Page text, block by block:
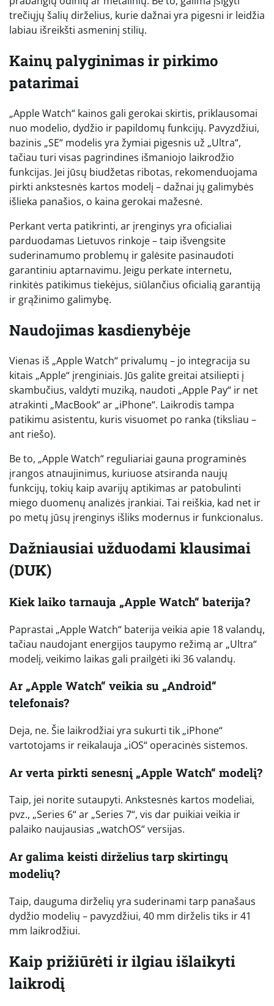
trečiųjų šalių dirželius, kurie dažnai yra pigesni ir leidžia
labiau išreikšti asmeninį stilių.
Kainų palyginimas ir pirkimo
patarimai
„Apple Watch“ kainos gali gerokai skirtis, priklausomai
nuo modelio, dydžio ir papildomų funkcijų. Pavyzdžiui,
bazinis „SE“ modelis yra žymiai pigesnis už „Ultra“,
tačiau turi visas pagrindines išmaniojo laikrodžio
funkcijas. Jei jūsų biudžetas ribotas, rekomenduojama
pirkti ankstesnės kartos modelį – dažnai jų galimybės
išlieka panašios, o kaina gerokai mažesnė.
Perkant verta patikrinti, ar įrenginys yra oficialiai
parduodamas Lietuvos rinkoje – taip išvengsite
suderinamumo problemų ir galėsite pasinaudoti
garantiniu aptarnavimu. Jeigu perkate internetu,
rinkitės patikimus tiekėjus, siūlančius oficialią garantiją
ir grąžinimo galimybę.
Naudojimas kasdienybėje
Vienas iš „Apple Watch“ privalumų – jo integracija su
kitais „Apple“ įrenginiais. Jūs galite greitai atsiliepti į
skambučius, valdyti muziką, naudoti „Apple Pay“ ir net
atrakinti „MacBook“ ar „iPhone“. Laikrodis tampa
patikimu asistentu, kuris visuomet po ranka (tiksliau –
ant riešo).
Be to, „Apple Watch“ reguliariai gauna programinės
įrangos atnaujinimus, kuriuose atsiranda naujų
funkcijų, tokių kaip avarijų aptikimas ar patobulinti
miego duomenų analizės įrankiai. Tai reiškia, kad net ir
po metų jūsų įrenginys išliks modernus ir funkcionalus.
Dažniausiai užduodami klausimai
(DUK)
Kiek laiko tarnauja „Apple Watch“ baterija?
Paprastai „Apple Watch“ baterija veikia apie 18 valandų,
tačiau naudojant energijos taupymo režimą ar „Ultra“
modelį, veikimo laikas gali prailgėti iki 36 valandų.
Ar „Apple Watch“ veikia su „Android“
telefonais?
Deja, ne. Šie laikrodžiai yra sukurti tik „iPhone“
vartotojams ir reikalauja „iOS“ operacinės sistemos.
Ar verta pirkti senesnį „Apple Watch“ modelį?
Taip, jei norite sutaupyti. Ankstesnės kartos modeliai,
pvz., „Series 6“ ar „Series 7“, vis dar puikiai veikia ir
palaiko naujausias „watchOS“ versijas.
Ar galima keisti dirželius tarp skirtingų
modelių?
Taip, dauguma dirželių yra suderinami tarp panašaus
dydžio modelių – pavyzdžiui, 40 mm dirželis tiks ir 41
mm laikrodžiui.
Kaip prižiūrėti ir ilgiau išlaikyti
laikrodį